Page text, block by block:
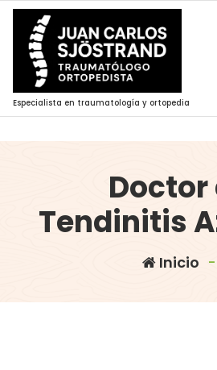
Saltar
contenido
Especialista en traumatología y ortopedia
Doctor
Tendinitis
Inicio -